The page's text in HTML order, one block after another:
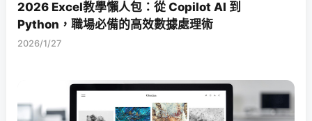
2026 Excel教學懶人包：從 Copilot AI 到
Python，職場必備的高效數據處理術
2026/1/27